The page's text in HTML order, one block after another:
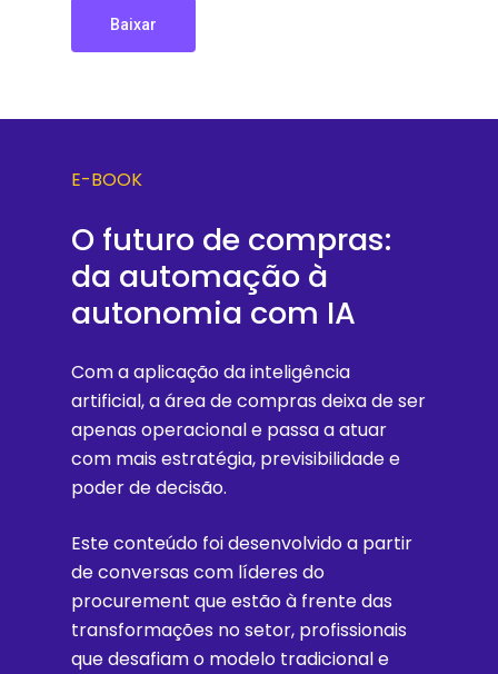
Baixar
E-BOOK
O futuro de compras:
da automação à
autonomia com IA
Comaaplicaçãodainteligência
artificial,aáreadecompras deixadeser
apenas operacionale passaaatuar
com mais estratégia, previsibilidadee
poderdedecisão.
Esteconteúdo foidesenvolvidoa partir
deconversas com líderes do
procurement queestãoà frentedas
transformações nosetor, profissionais
quedesafiamo modelo tradicionale